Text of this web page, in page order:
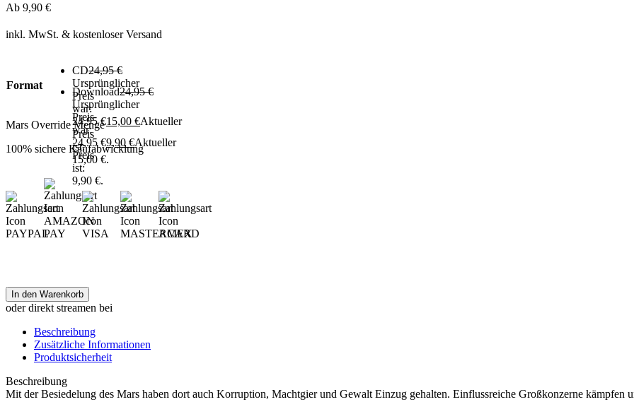
Ab 9,90 €
inkl. MwSt. & kostenloser Versand
Format
CD24,95€
Ursprünglicher
Preis
war:
24,95 €15,00 €Aktueller
Preis
ist:
15,00 €.
Download24,95€
Ursprünglicher
Preis
war:
24,95 €9,90 €Aktueller
Preis
ist:
9,90 €.
Mars Override Menge
100% sichere Kaufabwicklung
In den Warenkorb
oder direkt streamen bei
Beschreibung
Zusätzliche Informationen
Produktsicherheit
Beschreibung
Mit der Besiedelung des Mars haben dort auch Korruption, Machtgier und Gewalt Einzug gehalten. Einflussreiche Großkonzerne kämpfen